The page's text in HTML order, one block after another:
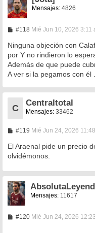
Mensajes:4826
#118M
n
a
j
e
Mié Jun 10, 2026 3:11
Ninguna objeción con
por Y no rindieron lo
Además de que puede
A ver si la pegamos con él .
C
Centraltotal
Mensajes: 33462
#119M
n
s
a
e
Mié Jun 24, 2026
El Araenal pide un precio
olvidémonos.
Mensajes: 11617
#120MMié Jun 24, 2026